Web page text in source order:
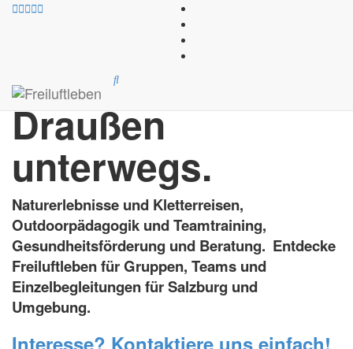
Outdoor- und Erlebnispädagogik »
B2B - Unser Angebot für Unternehmen »
Angebote für Schulklassen »
Handlungsorientierte Gesundheitsförderung »
Beratung »
Draußen
unterwegs.
Naturerlebnisse und Kletterreisen,
Outdoorpädagogik und Teamtraining,
Gesundheitsförderung und Beratung. Entdecke
Freiluftleben für Gruppen, Teams und
Einzelbegleitungen für Salzburg und
Umgebung.
Interesse? Kontaktiere uns einfach!